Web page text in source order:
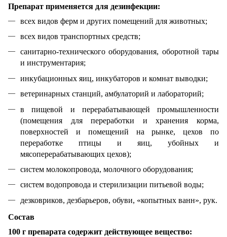
Препарат применяется для дезинфекции:
всех видов ферм и других помещений для животных;
всех видов транспортных средств;
санитарно-технического оборудования, оборотной тары
и инструментария;
инкубационных яиц, инкубаторов и комнат выводки;
ветеринарных станций, амбулаторий и лабораторий;
в пищевой и перерабатывающей промышленности
(помещения для переработки и хранения корма,
поверхностей и помещений на рынке, цехов по
переработке птицы и яиц, убойных и
мясоперерабатывающих цехов);
систем молокопровода, молочного оборудования;
систем водопровода и стерилизации питьевой воды;
дезковриков, дезбарьеров, обуви, «копытных ванн», рук.
Состав
100 г препарата содержит действующее вещество: